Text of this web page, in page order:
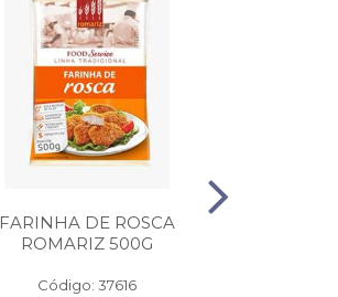
FARINHA DE ROSCA
ROMARIZ 500G
Código: 37616